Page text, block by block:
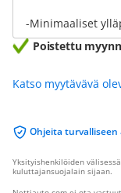
-Minimaaliset
Poistettu
Katso myytävävä
Ohjeita turvalliseen
Yksityishenkilöiden
kuluttajansuojalain sijaan.